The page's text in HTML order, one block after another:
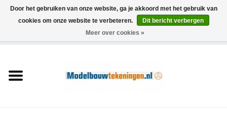
Schepen
Door het gebruiken van onze website, ga je akkoord met het gebruik van
cookies om onze website te verbeteren.
Dit bericht verbergen
Meer over cookies »